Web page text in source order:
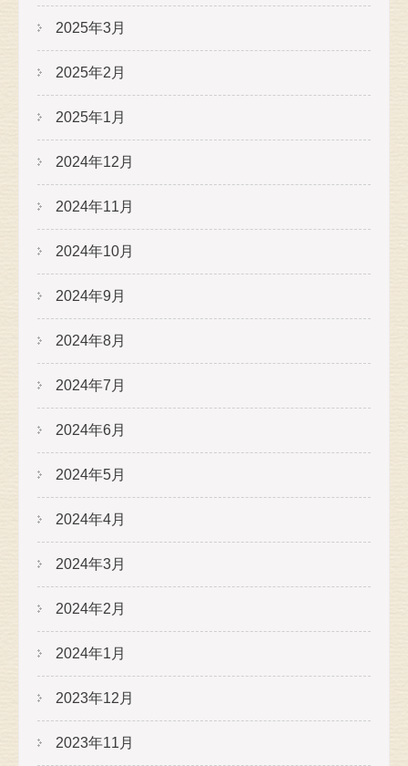
2025年3月
2025年2月
2025年1月
2024年12月
2024年11月
2024年10月
2024年9月
2024年8月
2024年7月
2024年6月
2024年5月
2024年4月
2024年3月
2024年2月
2024年1月
2023年12月
2023年11月